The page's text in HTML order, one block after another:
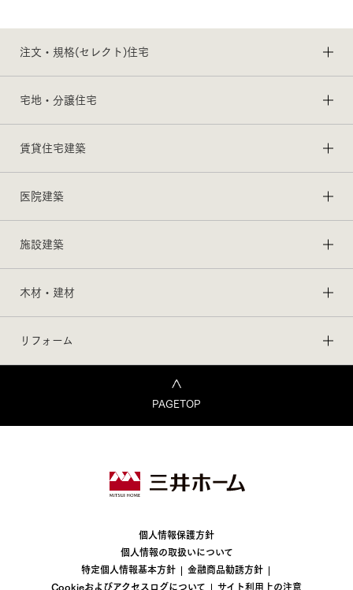
注文・規格(セレクト)住宅
宅地・分譲住宅
賃貸住宅建築
医院建築
施設建築
木材・建材
リフォーム
PAGETOP
個人情報保護方針
個人情報の取扱いについて
特定個人情報基本方針
金融商品勧誘方針
Cookieおよびアクセスログについて
サイト利用上の注意